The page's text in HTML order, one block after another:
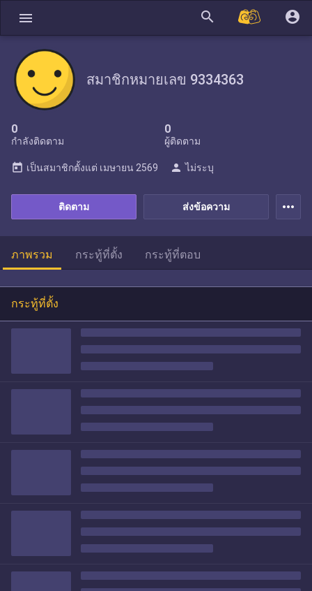
menu search account_circle
สมาชิกหมายเลข 9334363
0
กำลังติดตาม
0
ผู้ติดตาม
ส่งข้อความ
ติดตาม
today เป็นสมาชิกตั้งแต่ เมษายน 2569 person ไม่ระบุ
more_horiz
ภาพรวม กระทู้ที่ตั้ง กระทู้ที่ตอบ
กระทู้ที่ตั้ง